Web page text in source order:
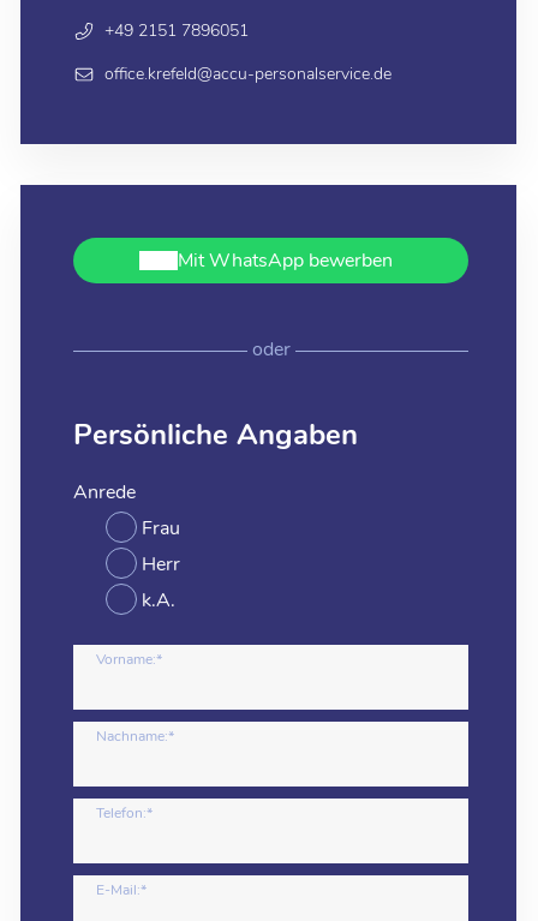
+49 2151 7896051
office.krefeld@accu-personalservice.de
Mit WhatsApp bewerben
oder
Persönliche Angaben
Anrede
Frau
Herr
k.A.
Vorname:*
Nachname:*
Telefon:*
E-Mail:*